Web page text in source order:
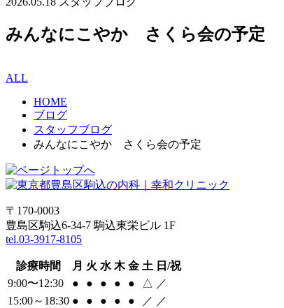
みんなにこやか さくら会の予定
ALL
HOME
ブログ
スタッフブログ
みんなにこやか さくら会の予定
〒170-0003
豊島区駒込6-34-7 駒込東栄ビル 1F
tel.03-3917-8105
診療時間 月 火 水 木 金 土 日/祝
9:00〜12:30
● ● ● ● ● △ ／
15:00～18:30 ● ● ● ● ● ／ ／